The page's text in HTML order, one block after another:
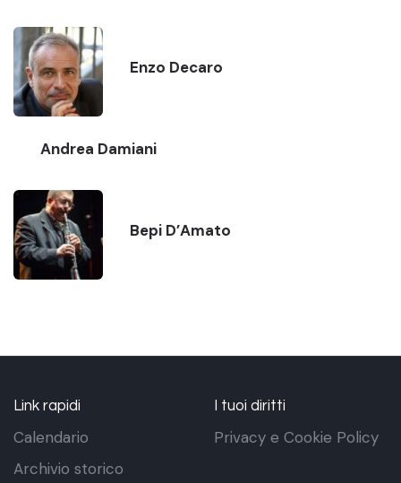
Enzo Decaro
Andrea Damiani
Bepi D’Amato
Link rapidi
Calendario
Archivio storico
I tuoi diritti
Privacy e Cookie Policy